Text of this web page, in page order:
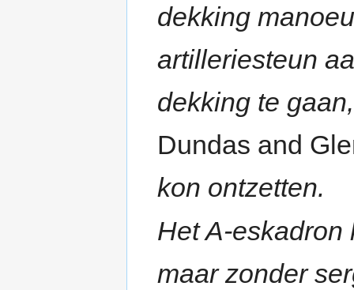
dekking
artilleriesteun
dekking te
Dundas and
kon ontzetten.
Het A-eskadron
maar zonder